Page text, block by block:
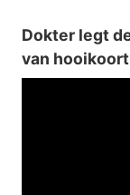
Dokter legt
van